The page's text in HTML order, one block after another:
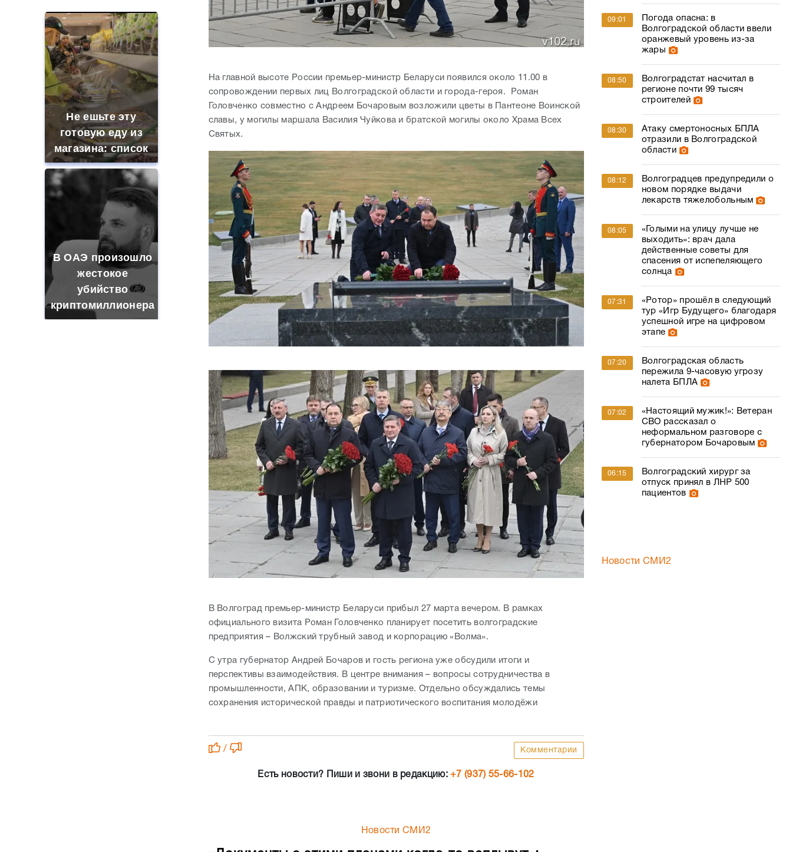
Не ешьте эту
готовую еду из
магазина: список
В ОАЭ произошло
жестокое
убийство
криптомиллионера
На главной высоте России премьер-министр Беларуси появился около 11.00 в
сопровождении первых лиц Волгоградской области и города-героя. Роман
Головченко совместно с Андреем Бочаровым возложили цветы в Пантеоне Воинской
славы, у могилы маршала Василия Чуйкова и братской могилы около Храма Всех
Святых.
В Волгоград премьер-министр Беларуси прибыл 27 марта вечером. В рамках
официального визита Роман Головченко планирует посетить волгоградские
предприятия – Волжский трубный завод и корпорацию «Волма».
С утра губернатор Андрей Бочаров и гость региона уже обсудили итоги и
перспективы взаимодействия. В центре внимания – вопросы сотрудничества в
промышленности, АПК, образовании и туризме. Отдельно обсуждались темы
сохранения исторической правды и патриотического воспитания молодёжи
/ Комментарии
Есть новости? Пиши и звони в редакцию:+7 (937) 55-66-102
Новости СМИ2
09:01
Погода опасна: в
Волгоградской области ввели
оранжевый уровень из-за
жары
08:50
Волгоградстат насчитал в
регионе почти 99 тысяч
строителей
08:30
Атаку смертоносных БПЛА
отразили в Волгоградской
области
08:12
Волгоградцев предупредили о
новом порядке выдачи
лекарств тяжелобольным
08:05
«Голыми на улицу лучше не
выходить»: врач дала
действенные советы для
спасения от испепеляющего
солнца
07:31
«Ротор» прошёл в следующий
тур «Игр Будущего» благодаря
успешной игре на цифровом
этапе
07:20
Волгоградская область
пережила 9-часовую угрозу
налета БПЛА
07:02
«Настоящий мужик!»: Ветеран
СВО рассказал о
неформальном разговоре с
губернатором Бочаровым
06:15
Волгоградский хирург за
отпуск принял в ЛНР 500
пациентов
Новости СМИ2